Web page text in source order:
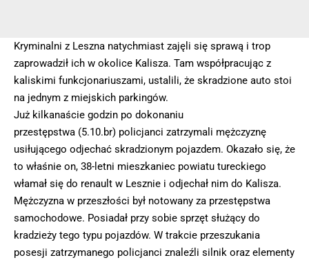
Kryminalni z Leszna natychmiast zajęli się sprawą i trop
zaprowadził ich w okolice Kalisza. Tam współpracując z
kaliskimi funkcjonariuszami, ustalili, że skradzione auto stoi
na jednym z miejskich parkingów.
Już kilkanaście godzin po dokonaniu
przestępstwa (5.10.br) policjanci zatrzymali mężczyznę
usiłującego odjechać skradzionym pojazdem. Okazało się, że
to właśnie on, 38-letni mieszkaniec powiatu tureckiego
włamał się do renault w Lesznie i odjechał nim do Kalisza.
Mężczyzna w przeszłości był notowany za przestępstwa
samochodowe. Posiadał przy sobie sprzęt służący do
kradzieży tego typu pojazdów. W trakcie przeszukania
posesji zatrzymanego policjanci znaleźli silnik oraz elementy